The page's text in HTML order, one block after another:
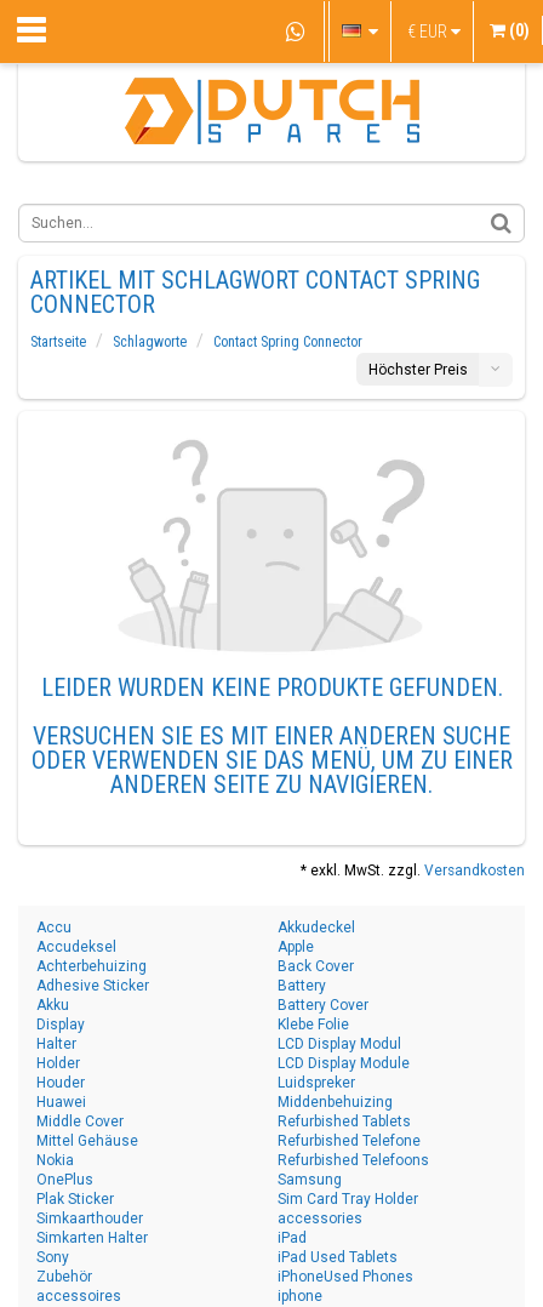
€ EUR (0)
ARTIKEL MIT SCHLAGWORT CONTACT SPRING
CONNECTOR
Startseite Schlagworte
Contact Spring Connector
Höchster Preis
LEIDER WURDEN KEINE PRODUKTE GEFUNDEN.
VERSUCHEN SIE ES MIT EINER ANDEREN SUCHE
ODER VERWENDEN SIE DAS MENÜ, UM ZU EINER
ANDEREN SEITE ZU NAVIGIEREN.
* exkl. MwSt. zzgl. Versandkosten
Accu
Accudeksel
Achterbehuizing
Adhesive Sticker
Akku
Akkudeckel
Apple
Back Cover
Battery
Battery Cover
Display
Halter
Holder
Houder
Huawei
Klebe Folie
LCD Display Modul
LCD Display Module
Luidspreker
Middenbehuizing
Middle Cover
Mittel Gehäuse
Nokia
OnePlus
Plak Sticker
Refurbished Tablets
Refurbished Telefone
Refurbished Telefoons
Samsung
Sim Card Tray Holder
Simkaarthouder
Simkarten Halter
Sony
Zubehör
accessoires
accessories
iPad
iPad Used Tablets
iPhoneUsed Phones
iphone